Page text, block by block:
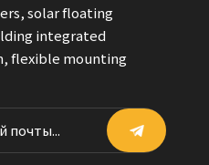
solar floating
integrated
flexible mounting